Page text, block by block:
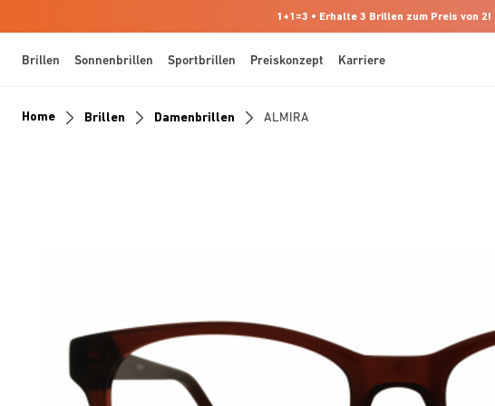
1+1=3 • Erhalte 3 Brillen zum Preis von 2! |
Brillen Sonnenbrillen Sportbrillen Preiskonzept Karriere
Home Brillen Damenbrillen ALMIRA